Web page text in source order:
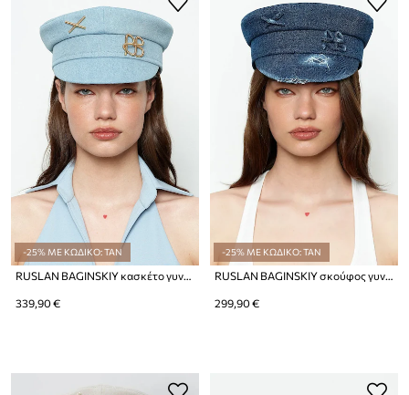
-25% ΜΕ ΚΩΔΙΚΟ: TAN
RUSLAN BAGINSKIY κασκέτο γυναικείο ντένιμ Denim Baker Boy Cap
339,90 €
-25% ΜΕ ΚΩΔΙΚΟ: TAN
RUSLAN BAGINSKIY σκούφος γυναικείος ντένιμ Distressed Denim Baker Boy Cap
299,90 €